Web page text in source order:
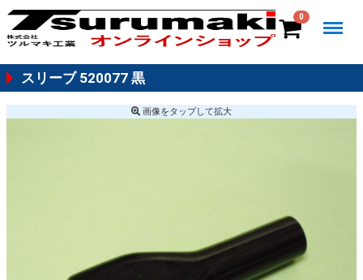
0
スリーブ 520077 黒
画像をタップして拡大